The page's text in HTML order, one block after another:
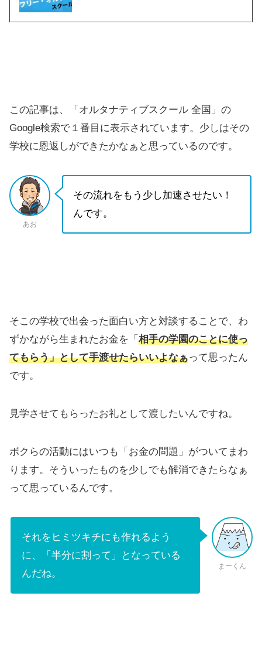
この記事は、「オルタナティブスクール 全国」の
Google検索で１番目に表示されています。少しはその
学校に恩返しができたかなぁと思っているのです。
あお
その流れをもう少し加速させたい！
んです。
そこの学校で出会った面白い方と対談することで、わ
ずかながら生まれたお金を「 相手の学園のことに使っ
てもらう」として手渡せたらいいよなぁって思ったん
です。
見学させてもらったお礼として渡したいんですね。
ボクらの活動にはいつも「お金の問題」がついてまわ
ります。そういったものを少しでも解消できたらなぁ
って思っているんです。
それをヒミツキチにも作れるよう
に、「半分に割って」となっている
んだね。
まーくん